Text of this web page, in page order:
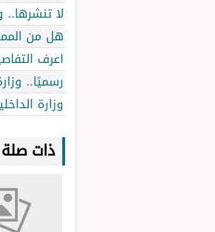
لا تنشرها.. وزارة
هل من
اعرف
رسميًا..
وزارة
ذات صلة